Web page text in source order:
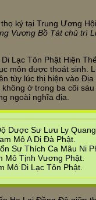
ký tại Trung Ương
Vương Bồ Tát chủ trì
Lạc Tôn Phật Hiện
môn được thoát sinh.
tùy lúc thị hiện vào
ở trong ba cõi
ngoài nghĩa địa.
Dược Sư Lưu Ly Quang
Mô A Di Đà Phật.
Sư Thích Ca Mâu Ni
Mô Tịnh Vương Phật.
Mô Di Lạc Tôn Phật.